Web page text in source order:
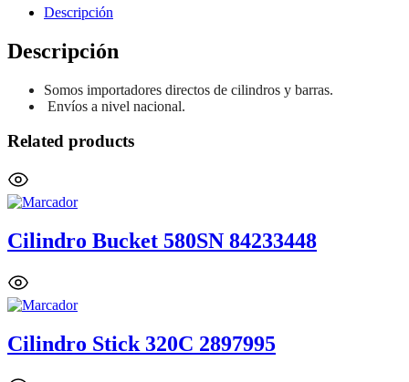
Descripción
Descripción
Somos importadores directos de cilindros y barras.
Envíos a nivel nacional.
Related products
Cilindro Bucket 580SN 84233448
Cilindro Stick 320C 2897995